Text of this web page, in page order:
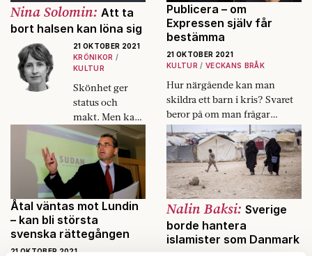
n Volvo Cars är
solitt förankrat i
Kina.
Nina Solomin: Att ta
bort halsen kan löna sig
21 OKTOBER 2021
KRÖNIKOR
KULTUR
Skönhet ger
status och
makt. Men kan
också leda rakt i
fördärvet.
Publicera – om
Expressen själv får
bestämma
21 OKTOBER 2021
KULTUR
VECKANS BRÅK
Hur närgående kan man
skildra ett barn i kris? Svaret
beror på om man frågar
Expressen eller någon annan.
Åtal väntas mot Lundin
– kan bli största
svenska rättegången
21 OKTOBER 2021
Nalin Baksi: Sverige
borde hantera
islamister som Danmark